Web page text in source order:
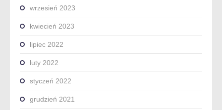
wrzesień 2023
kwiecień 2023
lipiec 2022
luty 2022
styczeń 2022
grudzień 2021